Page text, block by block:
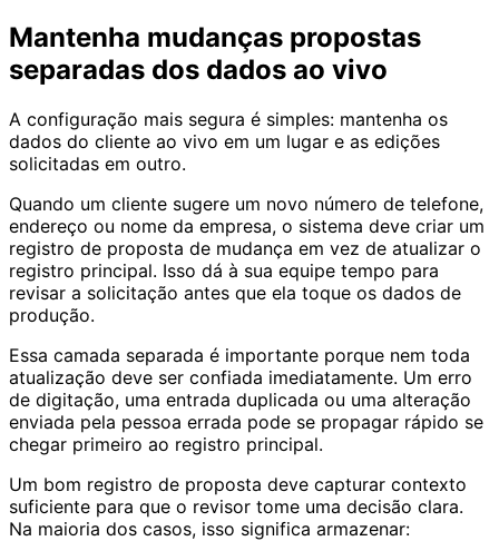
Mantenha mudanças propostas
separadas dos dados ao vivo
A configuração mais segura é simples: mantenha os
dados do cliente ao vivo em um lugar e as edições
solicitadas em outro.
Quando um cliente sugere um novo número de telefone,
endereço ou nome da empresa, o sistema deve criar um
registro de proposta de mudança em vez de atualizar o
registro principal. Isso dá à sua equipe tempo para
revisar a solicitação antes que ela toque os dados de
produção.
Essa camada separada é importante porque nem toda
atualização deve ser confiada imediatamente. Um erro
de digitação, uma entrada duplicada ou uma alteração
enviada pela pessoa errada pode se propagar rápido se
chegar primeiro ao registro principal.
Um bom registro de proposta deve capturar contexto
suficiente para que o revisor tome uma decisão clara.
Na maioria dos casos, isso significa armazenar: